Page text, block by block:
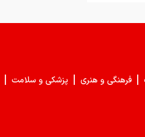
| فرهنگی و هنری | پزشکی و سلامت |